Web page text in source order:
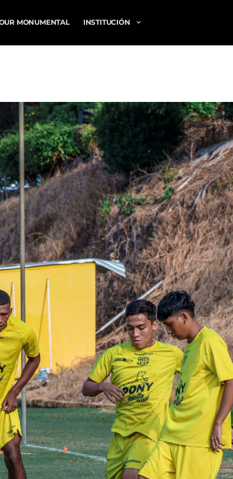
MONUMENTAL INSTITUCIÓN